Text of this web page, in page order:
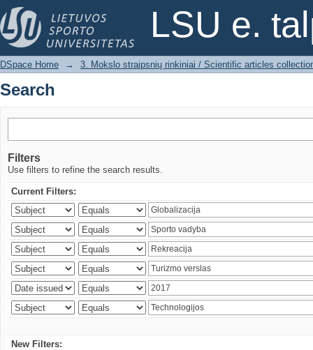
LSU e.
Search
DSpace Home → 3. Mokslo straipsnių rinkiniai / Scientific articles
Search
Filters
Use filters to refine the search results.
Current Filters:
New Filters: